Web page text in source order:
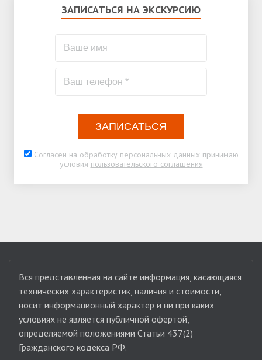
ЗАПИСАТЬСЯ НА ЭКСКУРСИЮ
ЗАПИСАТЬСЯ
Согласен на обработку персональных данных принимаю
условия пользовательского соглашения
Вся представленная на сайте информация, касающаяся
технических характеристик, наличия и стоимости,
носит информационный характер и ни при каких
условиях не является публичной офертой,
определяемой положениями Статьи 437(2)
Гражданского кодекса РФ.